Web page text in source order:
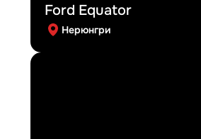
Ford Equator
Нерюнгри